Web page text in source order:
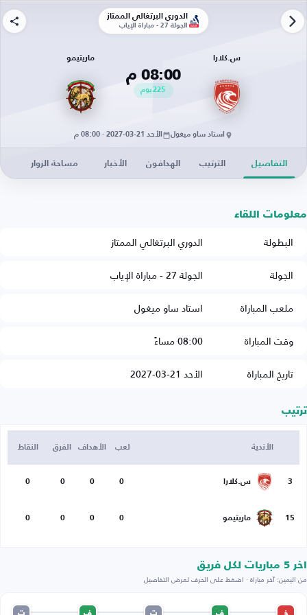
الدوري البرتغالي الممتاز
الجولة 27 - مباراة الإياب
س.كلارا
08:00 م
225يوم
ماريتيمو
استاد ساو ميغول الأحد 21-03-2027 · 08:00 م
التفاصيل الترتيب الهدافون الأخبار مساحة الزوار
معلومات اللقاء
البطولة
الدوري البرتغالي الممتاز
الجولة
الجولة 27 - مباراة الإياب
ملعب المباراة
استاد ساو ميغول
وقت المباراة
08:00 مساءً
تاريخ المباراة
الأحد 21-03-2027
ترتيب
الأندية لعب الأهداف الفرق النقاط
3 س.كلارا 0
0
0
0
15 ماريتيمو 0
0
0
0
اخر 5 مباريات لكل فريق
من اليمين: آخر مباراة · اضغط على الحرف لعرض التفاصيل